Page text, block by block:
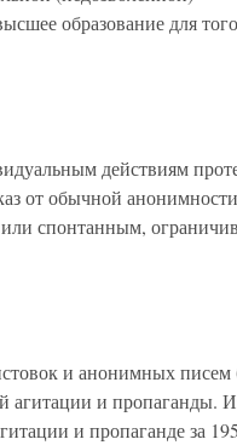
образование для
действиям
от обычной
спонтанным,
и анонимных
агитации и пропаганды.
и пропаганде за